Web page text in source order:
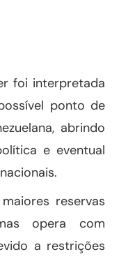
foi interpretada
ponto de
abrindo
e eventual
reservas
opera com
a restrições